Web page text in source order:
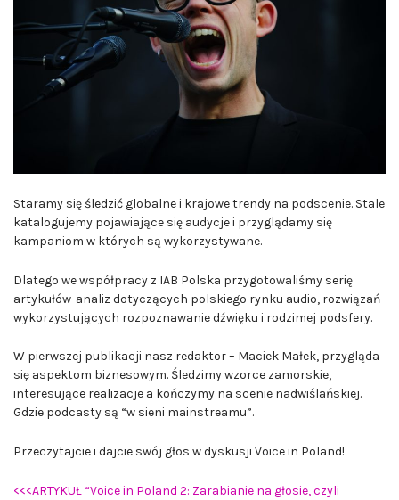
Staramy się śledzić globalne i krajowe trendy na podscenie. Stale
katalogujemy pojawiające się audycje i przyglądamy się
kampaniom w których są wykorzystywane.
Dlatego we współpracy z IAB Polska przygotowaliśmy serię
artykułów-analiz dotyczących polskiego rynku audio, rozwiązań
wykorzystujących rozpoznawanie dźwięku i rodzimej podsfery.
W pierwszej publikacji nasz redaktor – Maciek Małek, przygląda
się aspektom biznesowym. Śledzimy wzorce zamorskie,
interesujące realizacje a kończymy na scenie nadwiślańskiej.
Gdzie podcasty są “w sieni mainstreamu”.
Przeczytajcie i dajcie swój głos w dyskusji Voice in Poland!
<<<ARTYKUŁ “Voice in Poland 2: Zarabianie na głosie, czyli